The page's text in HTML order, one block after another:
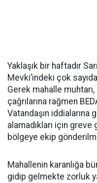
Yaklaşık bir haftadır
Mevki’indeki çok
Gerek mahalle
çağrılarına rağmen
Vatandaşın iddialarına
alamadıkları için
bölgeye ekip
Mahallenin karanlığa
gidip gelmekte zorluk